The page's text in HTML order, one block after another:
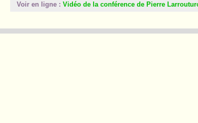
Voir en ligne : Vidéo de la conférence de Pierre